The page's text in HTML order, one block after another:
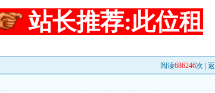
站长推荐:此位租
阅读686246次 |